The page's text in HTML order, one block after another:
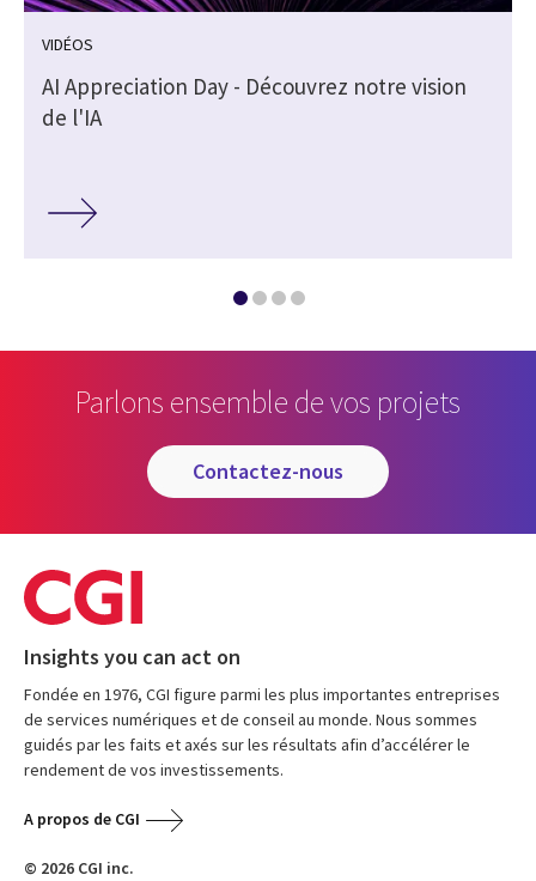
VIDÉOS
AI Appreciation Day - Découvrez notre vision
de l'IA
Parlons ensemble de vos projets
contactez-nous
Insights you can act on
Fondée en 1976, CGI figure parmi les plus importantes entreprises
de services numériques et de conseil au monde. Nous sommes
guidés par les faits et axés sur les résultats afin d’accélérer le
rendement de vos investissements.
A propos de CGI
© 2026 CGI inc.